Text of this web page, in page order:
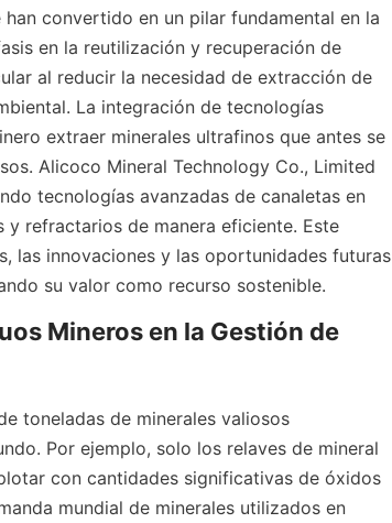
convertido en un pilar fundamental en la
en la reutilización y recuperación de
al reducir la necesidad de extracción de
La integración de tecnologías
extraer minerales ultrafinos que antes se
Alicoco Mineral Technology Co., Limited
tecnologías avanzadas de canaletas en
y refractarios de manera eficiente. Este
las innovaciones y las oportunidades futuras
su valor como recurso sostenible.
Mineros en la Gestión de
toneladas de minerales valiosos
Por ejemplo, solo los relaves de mineral
con cantidades significativas de óxidos
mundial de minerales utilizados en